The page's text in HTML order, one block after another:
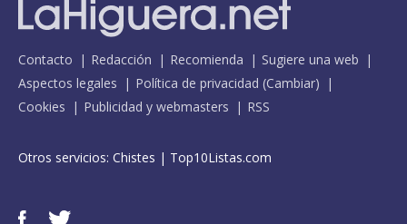
Contacto Redacción Recomienda
Sugiere una web
Aspectos legales
Política de privacidad (Cambiar)
Cookies
Publicidad y webmasters RSS
Otros servicios: Chistes | Top10Listas.com